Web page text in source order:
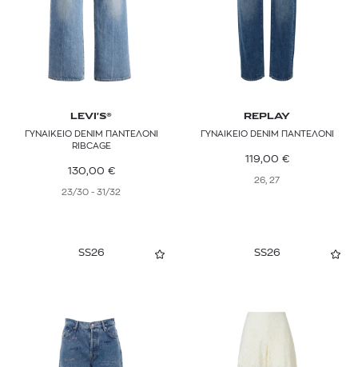
RAG & BONE
REISS
REPLAY
ROTATE
SANDRO
SIMKHAI
THE ANDAMANE
LEVI'S®
ΓΥΝΑΙΚΕΙΟ DENIM ΠΑΝΤΕΛΟΝΙ
RIBCAGE
130,00 €
23/30 - 31/32
REPLAY
ΓΥΝΑΙΚΕΙΟ DENIM ΠΑΝΤΕΛΟΝΙ
119,00 €
26, 27
SS26 SS26